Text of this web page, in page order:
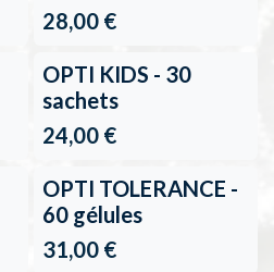
28,00€
OPTI KIDS - 30
sachets
24,00€
OPTI TOLERANCE -
60 gélules
31,00€